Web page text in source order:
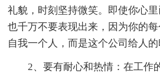
礼貌，时刻坚持微笑。即使你心
也千万不要表现出来，因为你的
自我一个人，而是这个公司给人的
2、要有耐心和热情：在工作